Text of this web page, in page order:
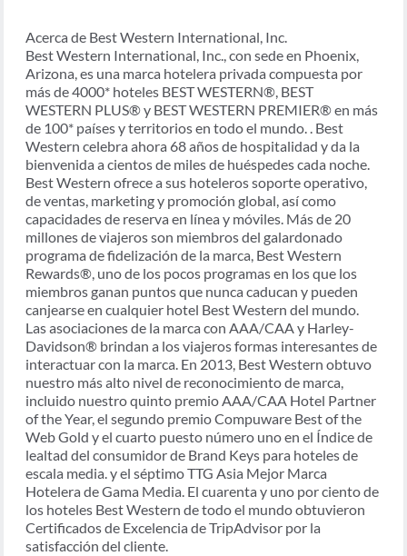
Acerca de Best Western International, Inc.
Best Western International, Inc., con sede en Phoenix,
Arizona, es una marca hotelera privada compuesta por
más de 4000* hoteles BEST WESTERN®, BEST
WESTERN PLUS® y BEST WESTERN PREMIER® en más
de 100* países y territorios en todo el mundo. . Best
Western celebra ahora 68 años de hospitalidad y da la
bienvenida a cientos de miles de huéspedes cada noche.
Best Western ofrece a sus hoteleros soporte operativo,
de ventas, marketing y promoción global, así como
capacidades de reserva en línea y móviles. Más de 20
millones de viajeros son miembros del galardonado
programa de fidelización de la marca, Best Western
Rewards®, uno de los pocos programas en los que los
miembros ganan puntos que nunca caducan y pueden
canjearse en cualquier hotel Best Western del mundo.
Las asociaciones de la marca con AAA/CAA y Harley-
Davidson® brindan a los viajeros formas interesantes de
interactuar con la marca. En 2013, Best Western obtuvo
nuestro más alto nivel de reconocimiento de marca,
incluido nuestro quinto premio AAA/CAA Hotel Partner
of the Year, el segundo premio Compuware Best of the
Web Gold y el cuarto puesto número uno en el Índice de
lealtad del consumidor de Brand Keys para hoteles de
escala media. y el séptimo TTG Asia Mejor Marca
Hotelera de Gama Media. El cuarenta y uno por ciento de
los hoteles Best Western de todo el mundo obtuvieron
Certificados de Excelencia de TripAdvisor por la
satisfacción del cliente.